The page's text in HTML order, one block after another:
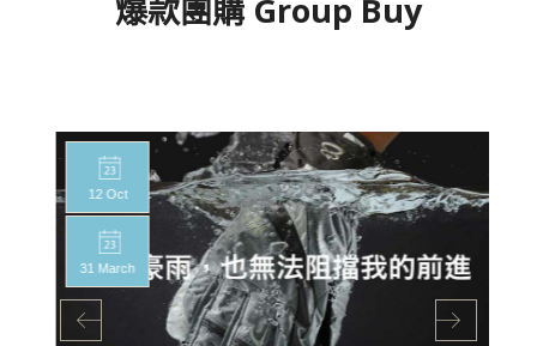
爆款團購 Group Buy
12 Oct
31 March